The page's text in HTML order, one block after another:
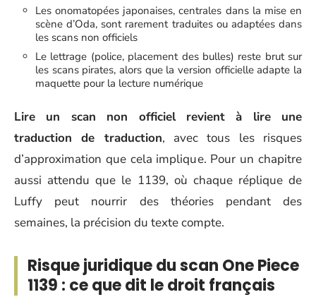
Les onomatopées japonaises, centrales dans la mise en
scène d’Oda, sont rarement traduites ou adaptées dans
les scans non officiels
Le lettrage (police, placement des bulles) reste brut sur
les scans pirates, alors que la version officielle adapte la
maquette pour la lecture numérique
Lire un scan non officiel revient à lire une
traduction de traduction, avec tous les risques
d’approximation que cela implique. Pour un chapitre
aussi attendu que le 1139, où chaque réplique de
Luffy peut nourrir des théories pendant des
semaines, la précision du texte compte.
Risque juridique du scan One Piece
1139 : ce que dit le droit français